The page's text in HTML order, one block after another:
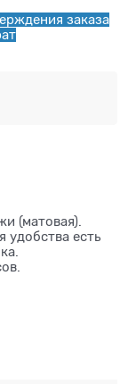
заказа
(матовая).
удобства есть